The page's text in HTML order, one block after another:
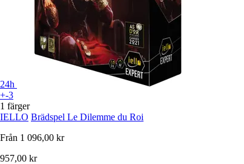
24h
+-3
1 färger
IELLO Brädspel Le Dilemme du Roi
Från 1 096,00 kr
957,00 kr